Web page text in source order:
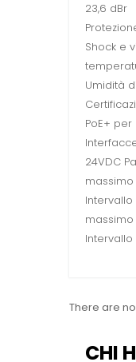
23,6 dBr
Shock e
Umidità
PoE+
24VDC
massimo
massimo
There are
CHI